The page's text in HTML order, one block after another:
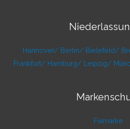
Hannover/ Berlin/ Bielefeld/
Frankfurt/ Hamburg/ Leipzig/
Fixmarke